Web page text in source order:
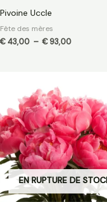
Pivoine Uccle
Fête des mères
€ 43,00 – €93,00
EN RUPTURE DE
prix :
€ 42,00
à
€ 80,00